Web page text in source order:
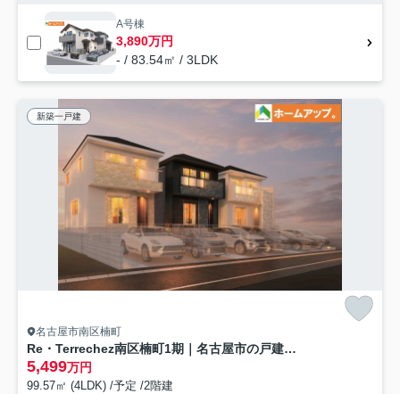
A号棟
3,890万円
- / 83.54㎡ / 3LDK
新築一戸建
名古屋市南区楠町
Re・Terrechez南区楠町1期｜名古屋市の戸建ならホームアップ
5,499万円
99.57㎡ (4LDK) /予定 /2階建